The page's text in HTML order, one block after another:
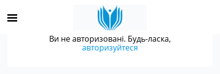
Ви не авторизовані. Будь-ласка,
авторизуйтеся